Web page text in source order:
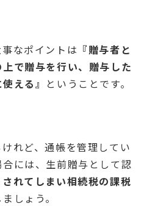
なポイントは 『贈与者と
で贈与を行い、贈与した
える』
ということです。
れど、通帳を管理してい
には、生前贈与として認
れてしまい相続税の課税
しょう。